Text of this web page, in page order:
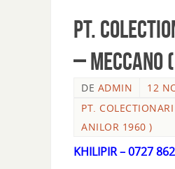
Pt.
–
DE ADMIN
12
PT.
ANILOR 1960 )
KHILIPIR – 0727